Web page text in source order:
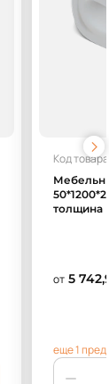
Код
толщина
от 5
еще 1